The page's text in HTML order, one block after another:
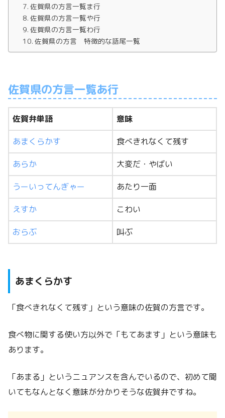
佐賀県の方言一覧ま行
佐賀県の方言一覧や行
佐賀県の方言一覧わ行
佐賀県の方言 特徴的な語尾一覧
佐賀県の方言一覧あ行
佐賀弁単語 意味
あまくらかす 食べきれなくて残す
あらか 大変だ・やばい
うーいってんぎゃー あたり一面
えすか こわい
おらぶ 叫ぶ
あまくらかす
「食べきれなくて残す」という意味の佐賀の方言です。
食べ物に関する使い方以外で「もてあます」という意味も
あります。
「あまる」というニュアンスを含んでいるので、初めて聞
いてもなんとなく意味が分かりそうな佐賀弁ですね。